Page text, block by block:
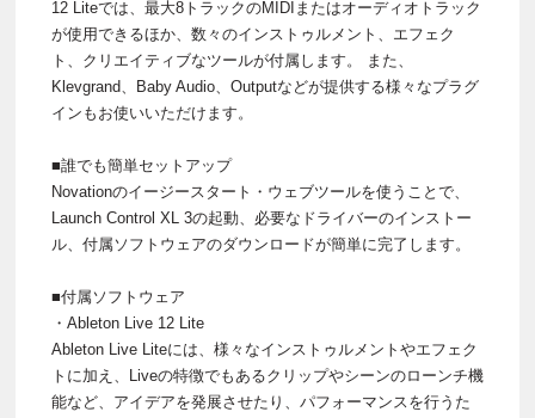
12 Liteでは、最大8トラックのMIDIまたはオーディオトラック
が使用できるほか、数々のインストゥルメント、エフェク
ト、クリエイティブなツールが付属します。 また、
Klevgrand、Baby Audio、Outputなどが提供する様々なプラグ
インもお使いいただけます。
■誰でも簡単セットアップ
Novationのイージースタート・ウェブツールを使うことで、
Launch Control XL 3の起動、必要なドライバーのインストー
ル、付属ソフトウェアのダウンロードが簡単に完了します。
■付属ソフトウェア
・Ableton Live 12 Lite
Ableton Live Liteには、様々なインストゥルメントやエフェク
トに加え、Liveの特徴でもあるクリップやシーンのローンチ機
能など、アイデアを発展させたり、パフォーマンスを行うた